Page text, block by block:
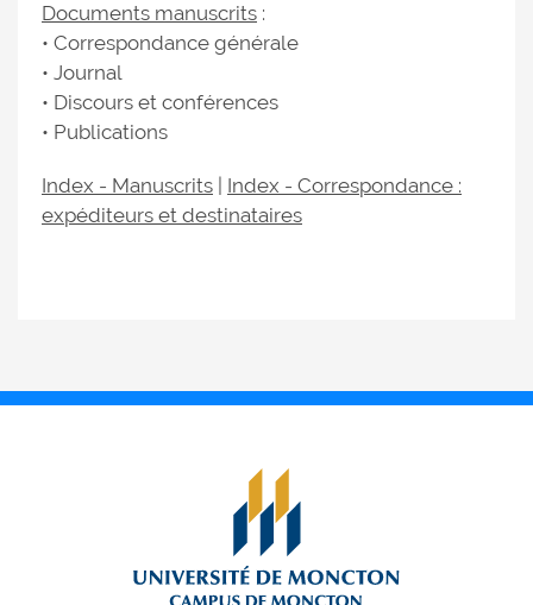
Documents manuscrits :
• Correspondance générale
• Journal
• Discours et conférences
• Publications
Index - Manuscrits
Index - Correspondance :
expéditeurs et destinataires